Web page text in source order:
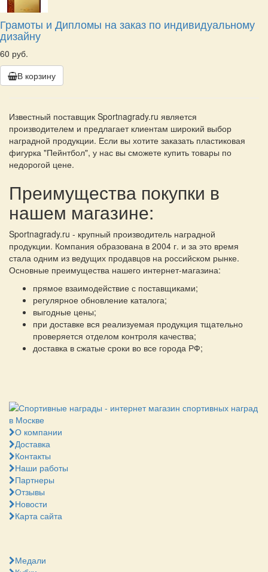
Грамоты и Дипломы на заказ по индивидуальному
дизайну
60 руб.
В корзину
Известный поставщик Sportnagrady.ru является
производителем и предлагает клиентам широкий выбор
наградной продукции. Если вы хотите заказать пластиковая
фигурка "Пейнтбол", у нас вы сможете купить товары по
недорогой цене.
Преимущества покупки в
нашем магазине:
Sportnagrady.ru - крупный производитель наградной
продукции. Компания образована в 2004 г. и за это время
стала одним из ведущих продавцов на российском рынке.
Основные преимущества нашего интернет-магазина:
прямое взаимодействие с поставщиками;
регулярное обновление каталога;
выгодные цены;
при доставке вся реализуемая продукция тщательно
проверяется отделом контроля качества;
доставка в сжатые сроки во все города РФ;
О компании
Доставка
Контакты
Наши работы
Партнеры
Отзывы
Новости
Карта сайта
Медали